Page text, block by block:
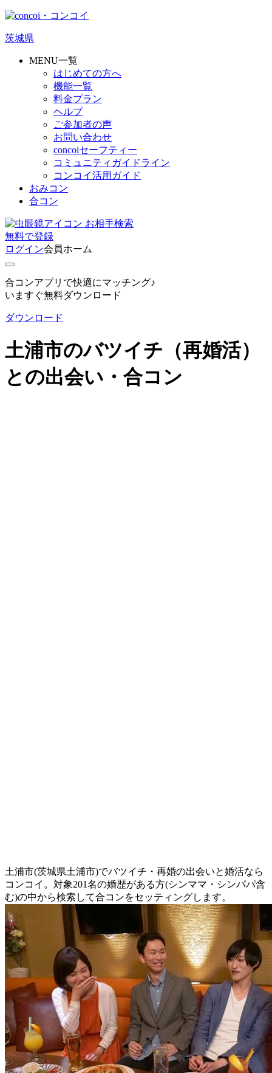
茨城県
MENU一覧
はじめての方へ
機能一覧
料金プラン
ヘルプ
ご参加者の声
お問い合わせ
concoiセーフティー
コミュニティガイドライン
コンコイ活用ガイド
おみコン
合コン
お相手検索
無料で登録
ログイン会員ホーム
合コンアプリで快適にマッチング♪
いますぐ無料ダウンロード
ダウンロード
土浦市のバツイチ（再婚活）
との出会い・合コン
土浦市(茨城県土浦市)でバツイチ・再婚の出会いと婚活なら
コンコイ。対象201名の婚歴がある方(シンママ・シンパパ含
む)の中から検索して合コンをセッティングします。